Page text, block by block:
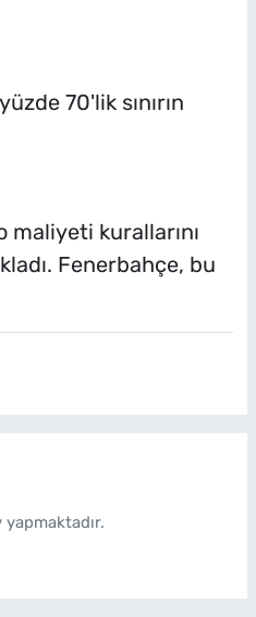
70'lik sınırın
maliyeti kurallarını
Fenerbahçe, bu